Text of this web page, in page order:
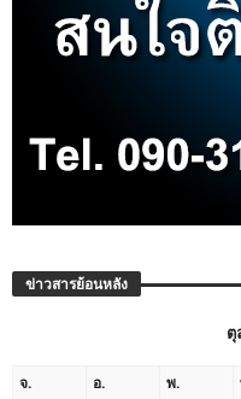
ข่าวสารย้อนหลัง
ตุ
จ. อ. พ.